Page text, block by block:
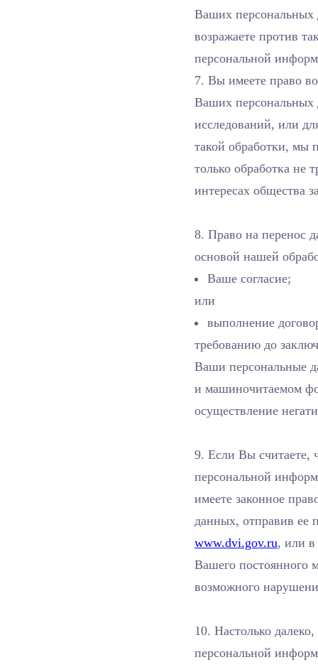
Ваших персональных
возражаете против
персональной
7. Вы имеете право
Ваших персональных
исследований, или
такой обработки, мы
только обработка не
интересах общества
8. Право на перенос
основой нашей
Ваше согласие;
или
выполнение
требованию до
Ваши персональные
и машиночитаемом
осуществление
9. Если Вы считаете,
персональной
имеете законное
данных, отправив ее
www.dvi.gov.ru, или в
Вашего постоянного
возможного
10. Настолько
персональной